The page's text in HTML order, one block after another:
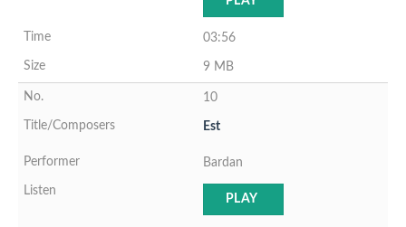
03:56
9 MB
10
Est
Bardan
PLAY